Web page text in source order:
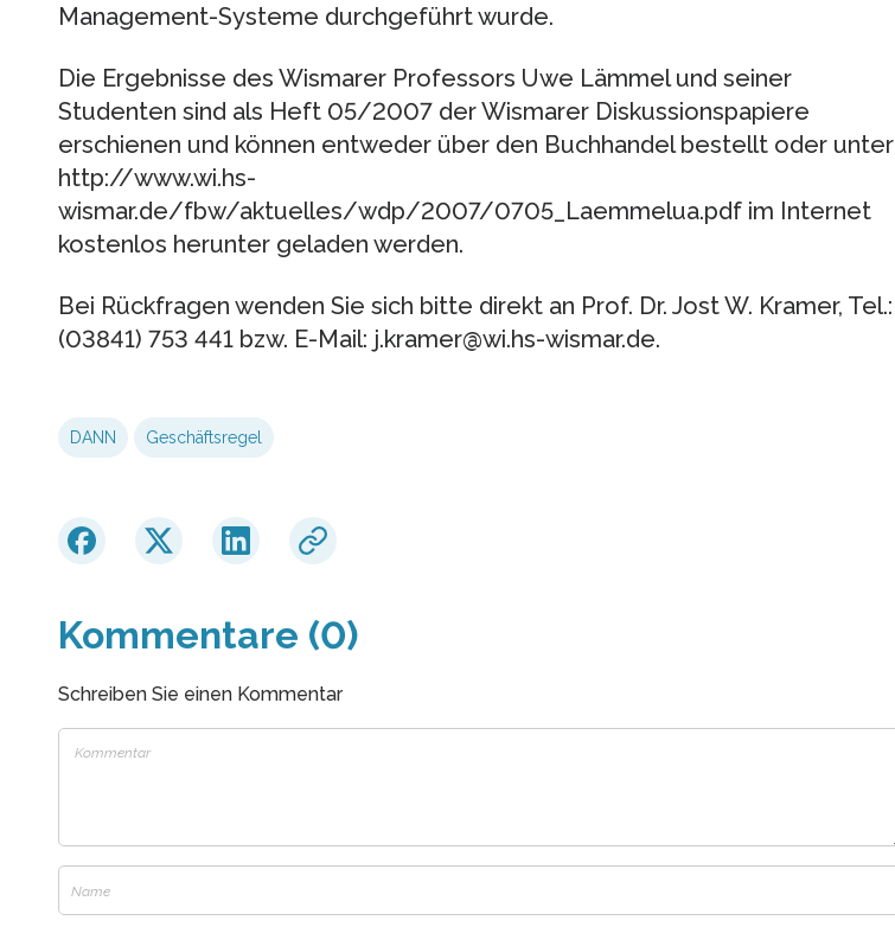
Management-Systeme durchgeführt wurde.
Die Ergebnisse des Wismarer Professors Uwe Lämmel und seiner
Studenten sind als Heft 05/2007 der Wismarer Diskussionspapiere
erschienen und können entweder über den Buchhandel bestellt oder unter
http://www.wi.hs-
wismar.de/fbw/aktuelles/wdp/2007/0705_Laemmelua.pdf im Internet
kostenlos herunter geladen werden.
Bei Rückfragen wenden Sie sich bitte direkt an Prof. Dr. Jost W. Kramer, Tel.:
(03841) 753 441 bzw. E-Mail: j.kramer@wi.hs-wismar.de.
DANN Geschäftsregel
Kommentare (0)
Schreiben Sie einen Kommentar